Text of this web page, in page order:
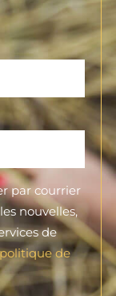
par courrier
nouvelles,
de
de